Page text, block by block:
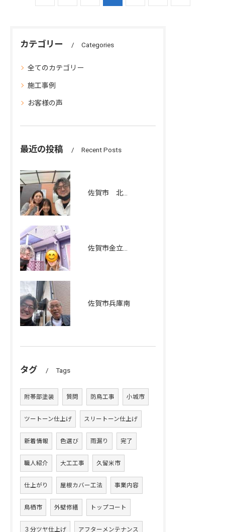
カテゴリー Categories
全てのカテゴリー
施工事例
お客様の声
最近の投稿 Recent Posts
佐賀市兵庫南
タグ Tags
附帯部塗装 質問 防鳥工事 小城市
ツートーン仕上げ スリートーン仕上げ
新着情報 色選び 雨漏り 完了
職人紹介 大工工事 久留米市
仕上がり 屋根カバー工法 事業内容
鳥栖市 外壁修繕 トップコート
３分ツヤ仕上げ アフターメンテナンス